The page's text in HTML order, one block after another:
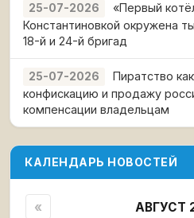
25-07-2026
«Первый
Константиновкой окружена
18-й и 24-й бригад
25-07-2026
Пиратство
конфискацию и продажу
компенсации владельцам
КАЛЕНДАРЬ НОВОСТЕЙ
« АВГУСТ